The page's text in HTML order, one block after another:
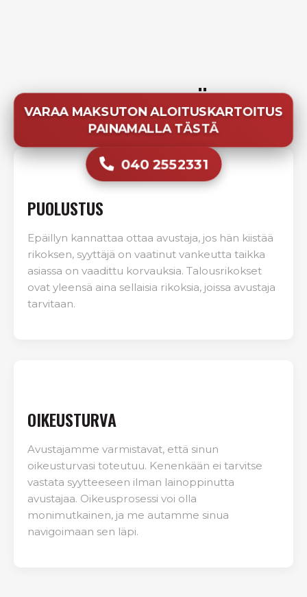
RIKOKSESTA EPÄILTY
PUOLUSTUS
Epäillyn kannattaa ottaa avustaja, jos hän kiistää
rikoksen, syyttäjä on vaatinut vankeutta taikka
asiassa on vaadittu korvauksia. Talousrikokset
ovat yleensä aina sellaisia rikoksia, joissa avustaja
tarvitaan.
OIKEUSTURVA
Avustajamme varmistavat, että sinun
oikeusturvasi toteutuu. Kenenkään ei tarvitse
vastata syytteeseen ilman lainoppinutta
avustajaa. Oikeusprosessi voi olla
monimutkainen, ja me autamme sinua
navigoimaan sen läpi.
VARAA MAKSUTON ALOITUSKARTOITUS
PAINAMALLA TÄSTÄ
040 2552331